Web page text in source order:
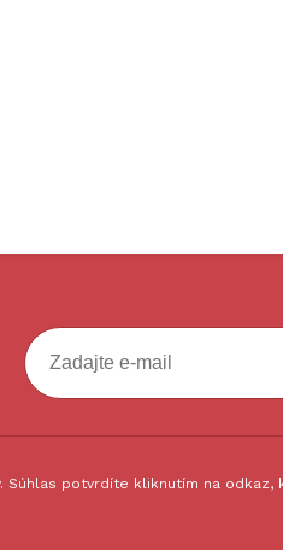
potvrdíte kliknutím na odkaz,